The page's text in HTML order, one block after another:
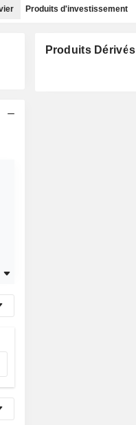
Produits d'investissement
Produits Dérivés